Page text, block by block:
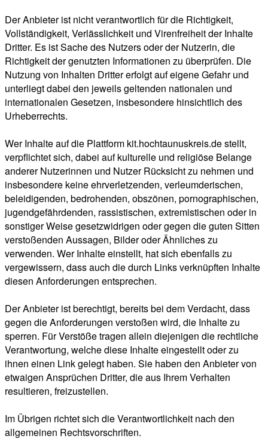
Der Anbieter ist nicht verantwortlich für die Richtigkeit,
Vollständigkeit, Verlässlichkeit und Virenfreiheit der Inhalte
Dritter. Es ist Sache des Nutzers oder der Nutzerin, die
Richtigkeit der genutzten Informationen zu überprüfen. Die
Nutzung von Inhalten Dritter erfolgt auf eigene Gefahr und
unterliegt dabei den jeweils geltenden nationalen und
internationalen Gesetzen, insbesondere hinsichtlich des
Urheberrechts.
Wer Inhalte auf die Plattform kit.hochtaunuskreis.de stellt,
verpflichtet sich, dabei auf kulturelle und religiöse Belange
anderer Nutzerinnen und Nutzer Rücksicht zu nehmen und
insbesondere keine ehrverletzenden, verleumderischen,
beleidigenden, bedrohenden, obszönen, pornographischen,
jugendgefährdenden, rassistischen, extremistischen oder in
sonstiger Weise gesetzwidrigen oder gegen die guten Sitten
verstoßenden Aussagen, Bilder oder Ähnliches zu
verwenden. Wer Inhalte einstellt, hat sich ebenfalls zu
vergewissern, dass auch die durch Links verknüpften Inhalte
diesen Anforderungen entsprechen.
Der Anbieter ist berechtigt, bereits bei dem Verdacht, dass
gegen die Anforderungen verstoßen wird, die Inhalte zu
sperren. Für Verstöße tragen allein diejenigen die rechtliche
Verantwortung, welche diese Inhalte eingestellt oder zu
ihnen einen Link gelegt haben. Sie haben den Anbieter von
etwaigen Ansprüchen Dritter, die aus Ihrem Verhalten
resultieren, freizustellen.
Im Übrigen richtet sich die Verantwortlichkeit nach den
allgemeinen Rechtsvorschriften.